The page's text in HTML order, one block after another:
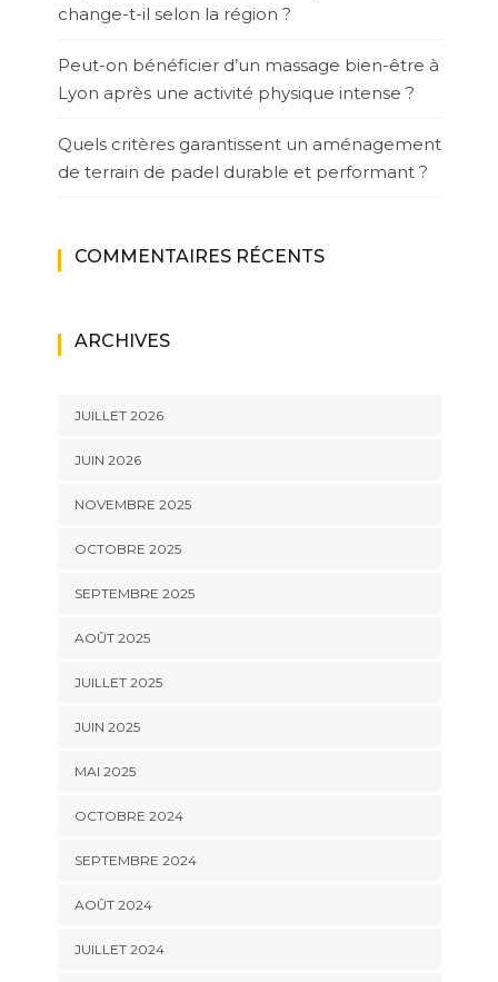
change-t-il selon la région ?
Peut-on bénéficier d’un massage bien-être à
Lyon après une activité physique intense ?
Quels critères garantissent un aménagement
de terrain de padel durable et performant ?
COMMENTAIRES RÉCENTS
ARCHIVES
JUILLET 2026
JUIN 2026
NOVEMBRE 2025
OCTOBRE 2025
SEPTEMBRE 2025
AOÛT 2025
JUILLET 2025
JUIN 2025
MAI 2025
OCTOBRE 2024
SEPTEMBRE 2024
AOÛT 2024
JUILLET 2024